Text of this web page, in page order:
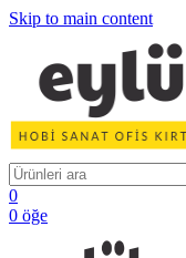
Skip to main content
0
0 öğe